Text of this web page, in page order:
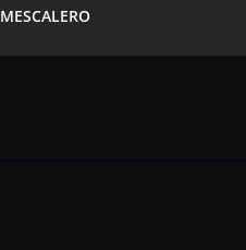
MESCALERO